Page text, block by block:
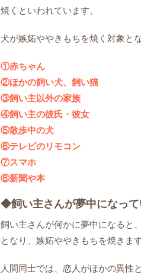
焼くといわれています。
犬が嫉妬ややきもちを焼く対象と
①赤ちゃん
②ほかの飼い犬、飼い猫
③飼い主以外の家族
④飼い主の彼氏・彼女
⑤散歩中の犬
⑥テレビのリモコン
⑦スマホ
⑧新聞や本
◆飼い主さんが夢中になっ
飼い主さんが何かに夢中になると
となり、嫉妬ややきもちを焼きます
人間同士では、恋人がほかの異性